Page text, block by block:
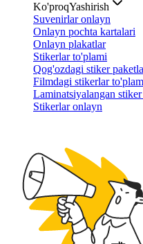
Ko'proqYashirish
Suvenirlar onlayn
Onlayn pochta kartalari
Onlayn plakatlar
Stikerlar to'plami
Qog'ozdagi stiker
Filmdagi stikerlar
Laminatsiyalangan
Stikerlar onlayn